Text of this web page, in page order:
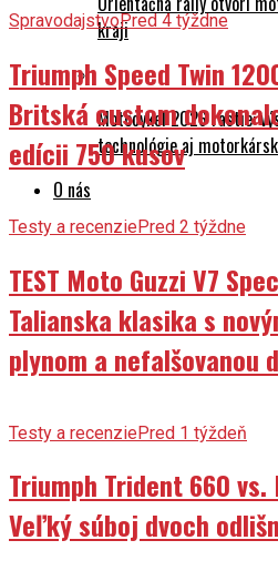
kraji
Motocykel 2026 rastie:
technológie aj
O nás
SpravodajstvoPred 4 týždne
Triumph Speed Twin
Britská custom
edícii 750 kusov
Testy a recenziePred 2 týždne
TEST Moto Guzzi V7
Talianska klasika s
plynom a nefalšovanou
Testy a recenziePred 1 týždeň
Triumph Trident 660 vs.
Veľký súboj dvoch